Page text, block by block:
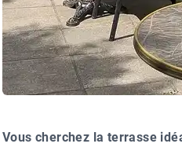
Vous cherchez la terrasse